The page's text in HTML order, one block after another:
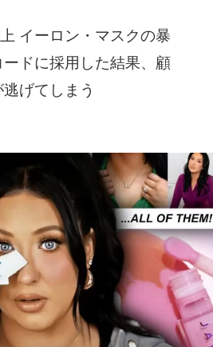
イーロン・マスクの暴
ドに採用した結果、顧
げてしまう